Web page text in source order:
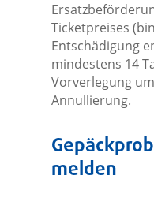
Ticketpreises
Entschädigung
mindestens 14
Vorverlegung
Annullierung.
melden